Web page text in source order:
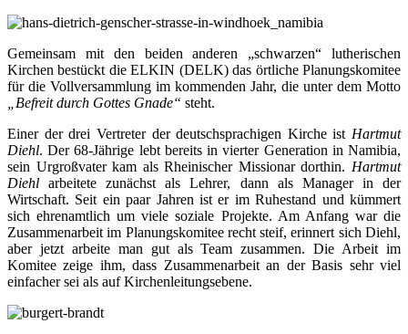
Gemeinsam mit den beiden anderen „schwarzen“ lutherischen
Kirchen bestückt die ELKIN (DELK) das örtliche Planungskomitee
für die Vollversammlung im kommenden Jahr, die unter dem Motto
„Befreit durch Gottes Gnade“ steht.
Einer der drei Vertreter der deutschsprachigen Kirche ist Hartmut
Diehl. Der 68-Jährige lebt bereits in vierter Generation in Namibia,
sein Urgroßvater kam als Rheinischer Missionar dorthin. Hartmut
Diehl arbeitete zunächst als Lehrer, dann als Manager in der
Wirtschaft. Seit ein paar Jahren ist er im Ruhestand und kümmert
sich ehrenamtlich um viele soziale Projekte. Am Anfang war die
Zusammenarbeit im Planungskomitee recht steif, erinnert sich Diehl,
aber jetzt arbeite man gut als Team zusammen. Die Arbeit im
Komitee zeige ihm, dass Zusammenarbeit an der Basis sehr viel
einfacher sei als auf Kirchenleitungsebene.